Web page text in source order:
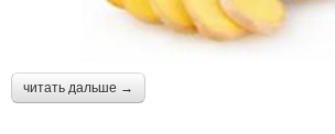
читать дальше →